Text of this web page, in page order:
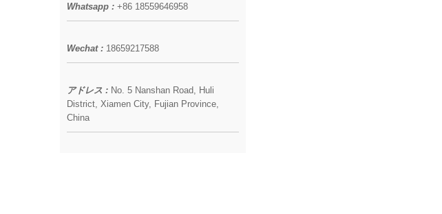
Whatsapp : +86 18559646958
Wechat : 18659217588
アドレス : No. 5 Nanshan Road, Huli
District, Xiamen City, Fujian Province,
China